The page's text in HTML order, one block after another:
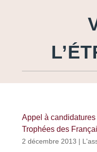
Appel à
Trophées des
2 décembre 2013 |